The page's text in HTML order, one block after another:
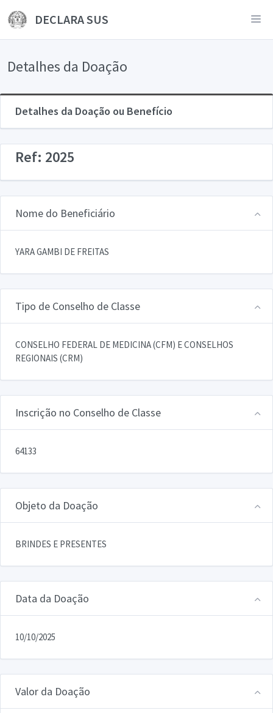
DECLARA SUS
Detalhes da Doação
Detalhes da Doação ou Benefício
Ref: 2025
Nome do Beneficiário
YARA GAMBI DE FREITAS
Tipo de Conselho de Classe
CONSELHO FEDERAL DE MEDICINA (CFM) E CONSELHOS
REGIONAIS (CRM)
Inscrição no Conselho de Classe
64133
Objeto da Doação
BRINDES E PRESENTES
Data da Doação
10/10/2025
Valor da Doação